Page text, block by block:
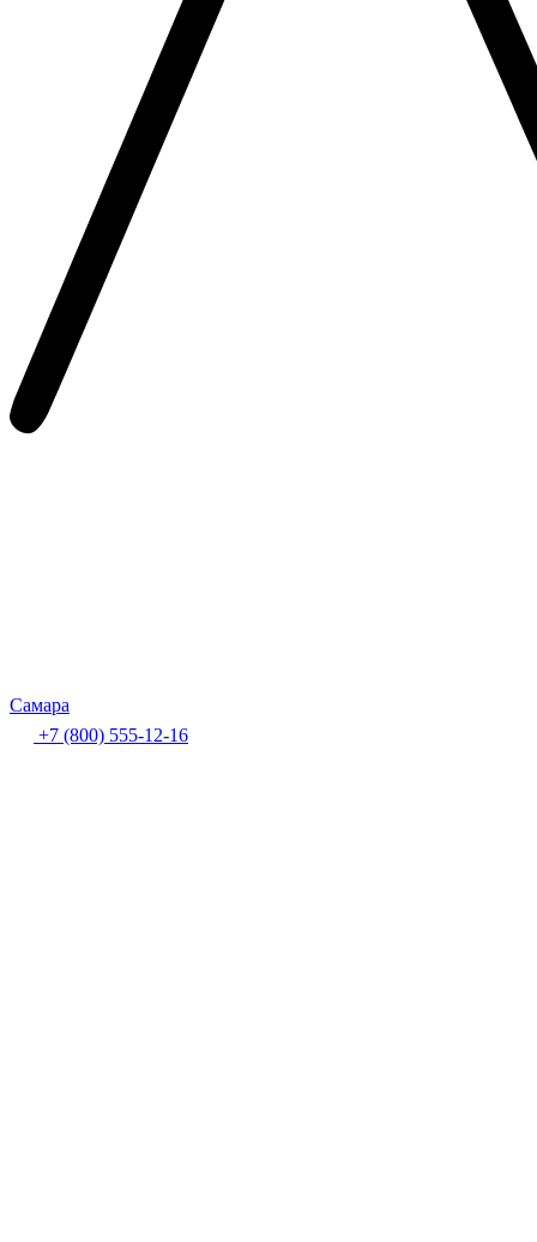
Самара
+7 (800) 555-12-16